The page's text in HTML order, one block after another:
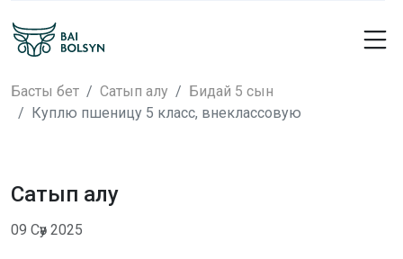
Басты бет Сатып алу
Бидай 5 сын
Куплю пшеницу 5 класс, внеклассовую
Сатып алу
09 Сәу 2025